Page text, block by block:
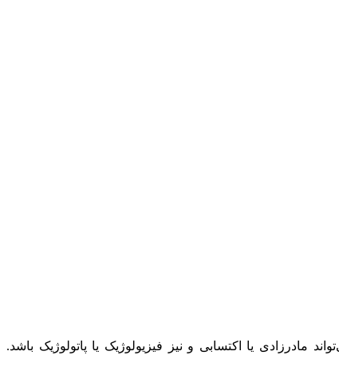
مادرزادی یا اکتسابی و نیز فیزیولوژیک یا پاتولوژیک باشد.